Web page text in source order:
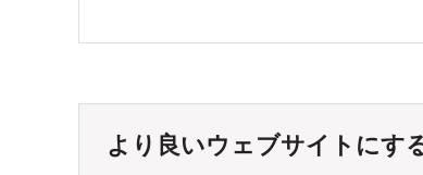
より良いウェブサイトにす